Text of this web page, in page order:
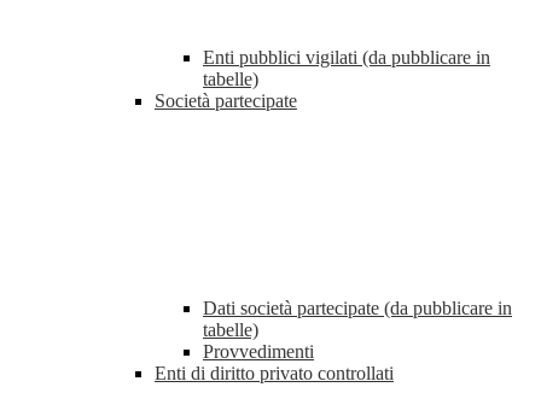
Enti pubblici vigilati (da pubblicare in
tabelle)
Società partecipate
Dati società partecipate (da pubblicare in
tabelle)
Provvedimenti
Enti di diritto privato controllati